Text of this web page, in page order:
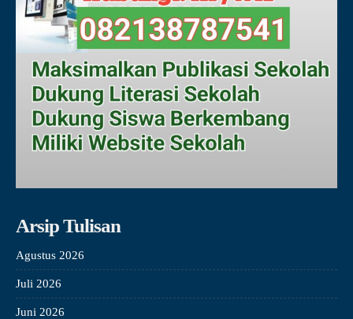
Arsip Tulisan
Agustus 2026
Juli 2026
Juni 2026